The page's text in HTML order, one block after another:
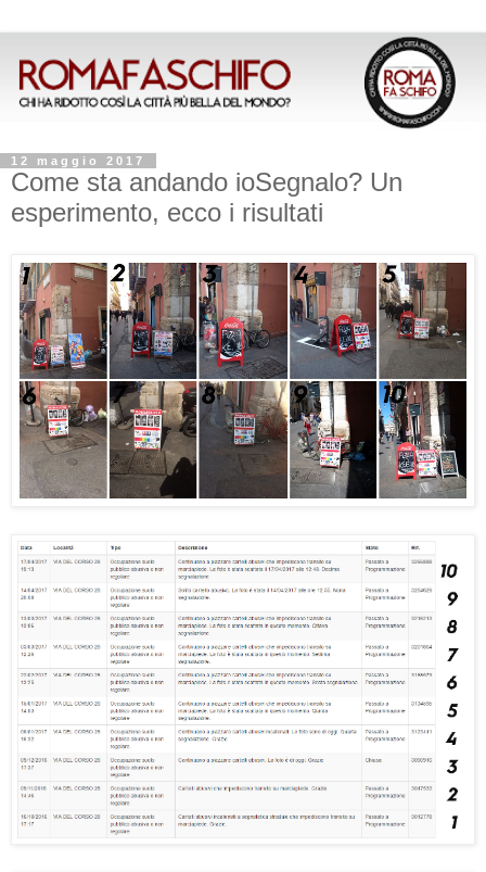
12 maggio 2017
Come sta andando ioSegnalo? Un
esperimento, ecco i risultati